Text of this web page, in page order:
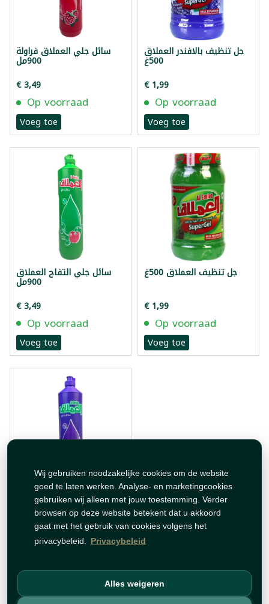
Wij gebruiken noodzakelijke cookies om de website
goed te laten werken. Analyse- en marketingcookies
gebruiken wij alleen met jouw toestemming. Verder
browsen op deze website betekent dat u akkoord
gaat met het gebruik van cookies volgens het
privacybeleid. Privacybeleid
Alles weigeren
سائل جلي العملاق فراولة
900مل
€ 3,49
Op voorraad
Voeg toe
جل تنظيف بالافندر العملاق
500غ
€ 1,99
Op voorraad
Voeg toe
سائل جلي التفاح العملاق
900مل
€ 3,49
Op voorraad
Voeg toe
جل تنظيف العملاق 500غ
€ 1,99
Op voorraad
Voeg toe
سائل جلي عملاق ليلي
900مل
€ 3,49
Geen voorraad meer
Voeg toe